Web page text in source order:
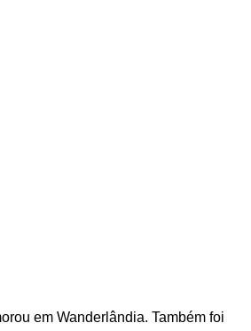
em Wanderlândia. Também foi